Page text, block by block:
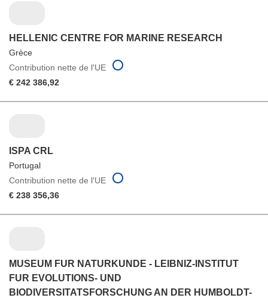
HELLENIC CENTRE FOR MARINE RESEARCH
Grèce
Contribution nette de l'UE
€ 242 386,92
ISPA CRL
Portugal
Contribution nette de l'UE
€ 238 356,36
MUSEUM FUR NATURKUNDE - LEIBNIZ-INSTITUT
FUR EVOLUTIONS- UND
BIODIVERSITATSFORSCHUNG AN DER HUMBOLDT-